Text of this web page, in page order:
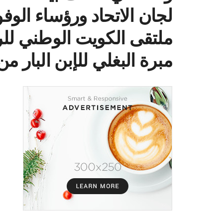
لجان الاتحاد ورؤساء
ملتقى الكويت الوطني
مبرة البغلي للإبن البار